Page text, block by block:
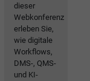
dieser
Webkonferenz
erleben Sie,
wie digitale
Workflows,
DMS-, QMS-
und KI-